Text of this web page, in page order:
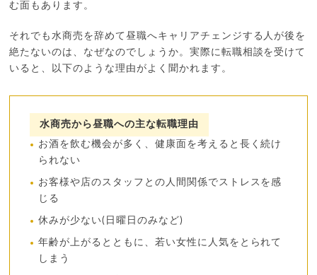
む面もあります。
それでも水商売を辞めて昼職へキャリアチェンジする人が後を
絶たないのは、なぜなのでしょうか。実際に転職相談を受けて
いると、以下のような理由がよく聞かれます。
水商売から昼職への主な転職理由
お酒を飲む機会が多く、健康面を考えると長く続け
られない
お客様や店のスタッフとの人間関係でストレスを感
じる
休みが少ない(日曜日のみなど)
年齢が上がるとともに、若い女性に人気をとられて
しまう